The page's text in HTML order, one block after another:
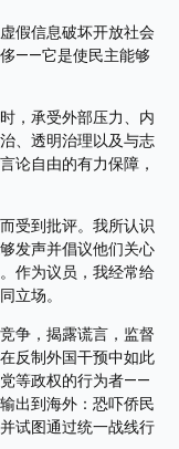
假信息破坏开放社会
——它是使民主能够
，承受外部压力、内
、透明治理以及与志
论自由的有力保障，
受到批评。我所认识
发声并倡议他们关心
作为议员，我经常给
立场。
争，揭露谎言，监督
反制外国干预中如此
等政权的行为者——
出到海外：恐吓侨民
试图通过统一战线行